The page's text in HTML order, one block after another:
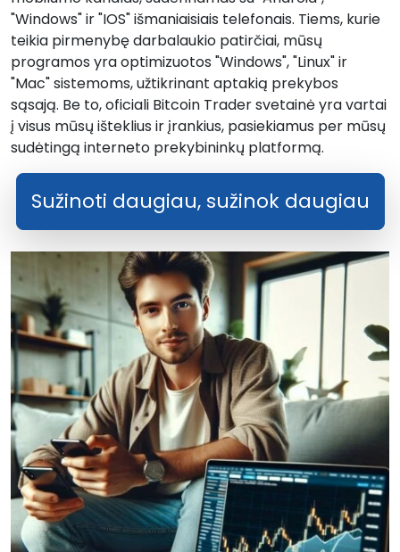
"Windows" ir "IOS" išmaniaisiais telefonais. Tiems, kurie
teikia pirmenybę darbalaukio patirčiai, mūsų
programos yra optimizuotos "Windows", "Linux" ir
"Mac" sistemoms, užtikrinant aptakią prekybos
sąsają. Be to, oficiali Bitcoin Trader svetainė yra vartai
į visus mūsų išteklius ir įrankius, pasiekiamus per mūsų
sudėtingą interneto prekybininkų platformą.
Sužinoti daugiau, sužinok daugiau